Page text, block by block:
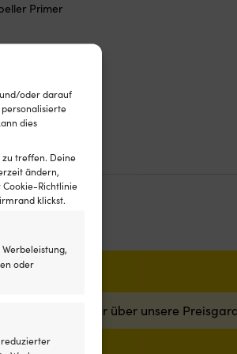
oder darauf
dies
zu treffen. Deine
ändern,
Cookie-Richtlinie
klickst.
oder
reduzierter
Primer
Mehr über unsere